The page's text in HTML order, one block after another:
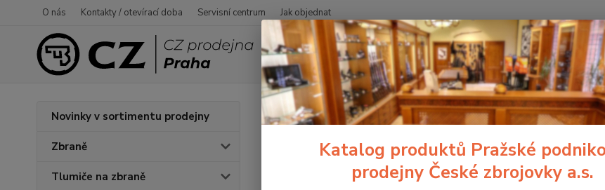
O nás Kontakty / otevírací doba Servisní centrum Jak objednat
Hledat
Novinky v sortimentu prodejny
Zbraně
Tlumiče na zbraně
Úvod Nože Nůž Mikov Hablock
Nůž Mikov Hablock
Katalog produktů Pražské
prodejny České zbrojovky a.s.